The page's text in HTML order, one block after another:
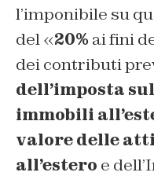
l’imponibile su
del «20% ai fini
dei contributi
dell’imposta
immobili
valore delle
all’estero e